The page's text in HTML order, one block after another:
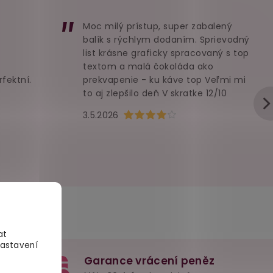
je 5 z 5 hvězdiček.
Hodnocení obchodu je 4 z 5
3.5.2026
Moc milý prístup, super zabalený
balík s rýchlym dodaním. Sprievodný
list krásne graficky spracovaný s top
textom a malá čokoláda ako
prekvapenie - ku káve top Veľmi mi
to aj zlepšilo deň V skratke 12/10
Garance vrácení peněz